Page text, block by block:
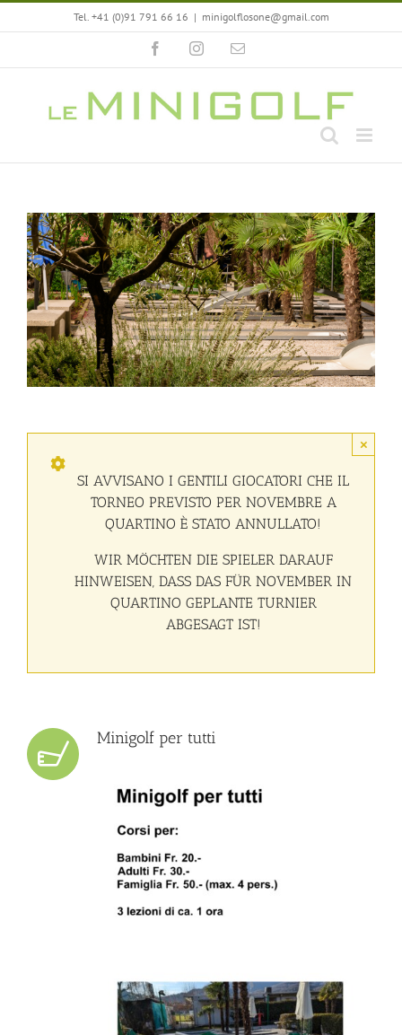
Salta
Tel. +41 (0)91 791 66 16 | minigolflosone@gmail.com
FacebookInstagramEmail
SI AVVISANO I GENTILI GIOCATORI CHE IL
TORNEO PREVISTO PER NOVEMBRE A
QUARTINO È STATO ANNULLATO!
WIR MÖCHTEN DIE SPIELER DARAUF
HINWEISEN, DASS DAS FÜR NOVEMBER IN
QUARTINO GEPLANTE TURNIER
ABGESAGT IST!
×
Minigolf per tutti